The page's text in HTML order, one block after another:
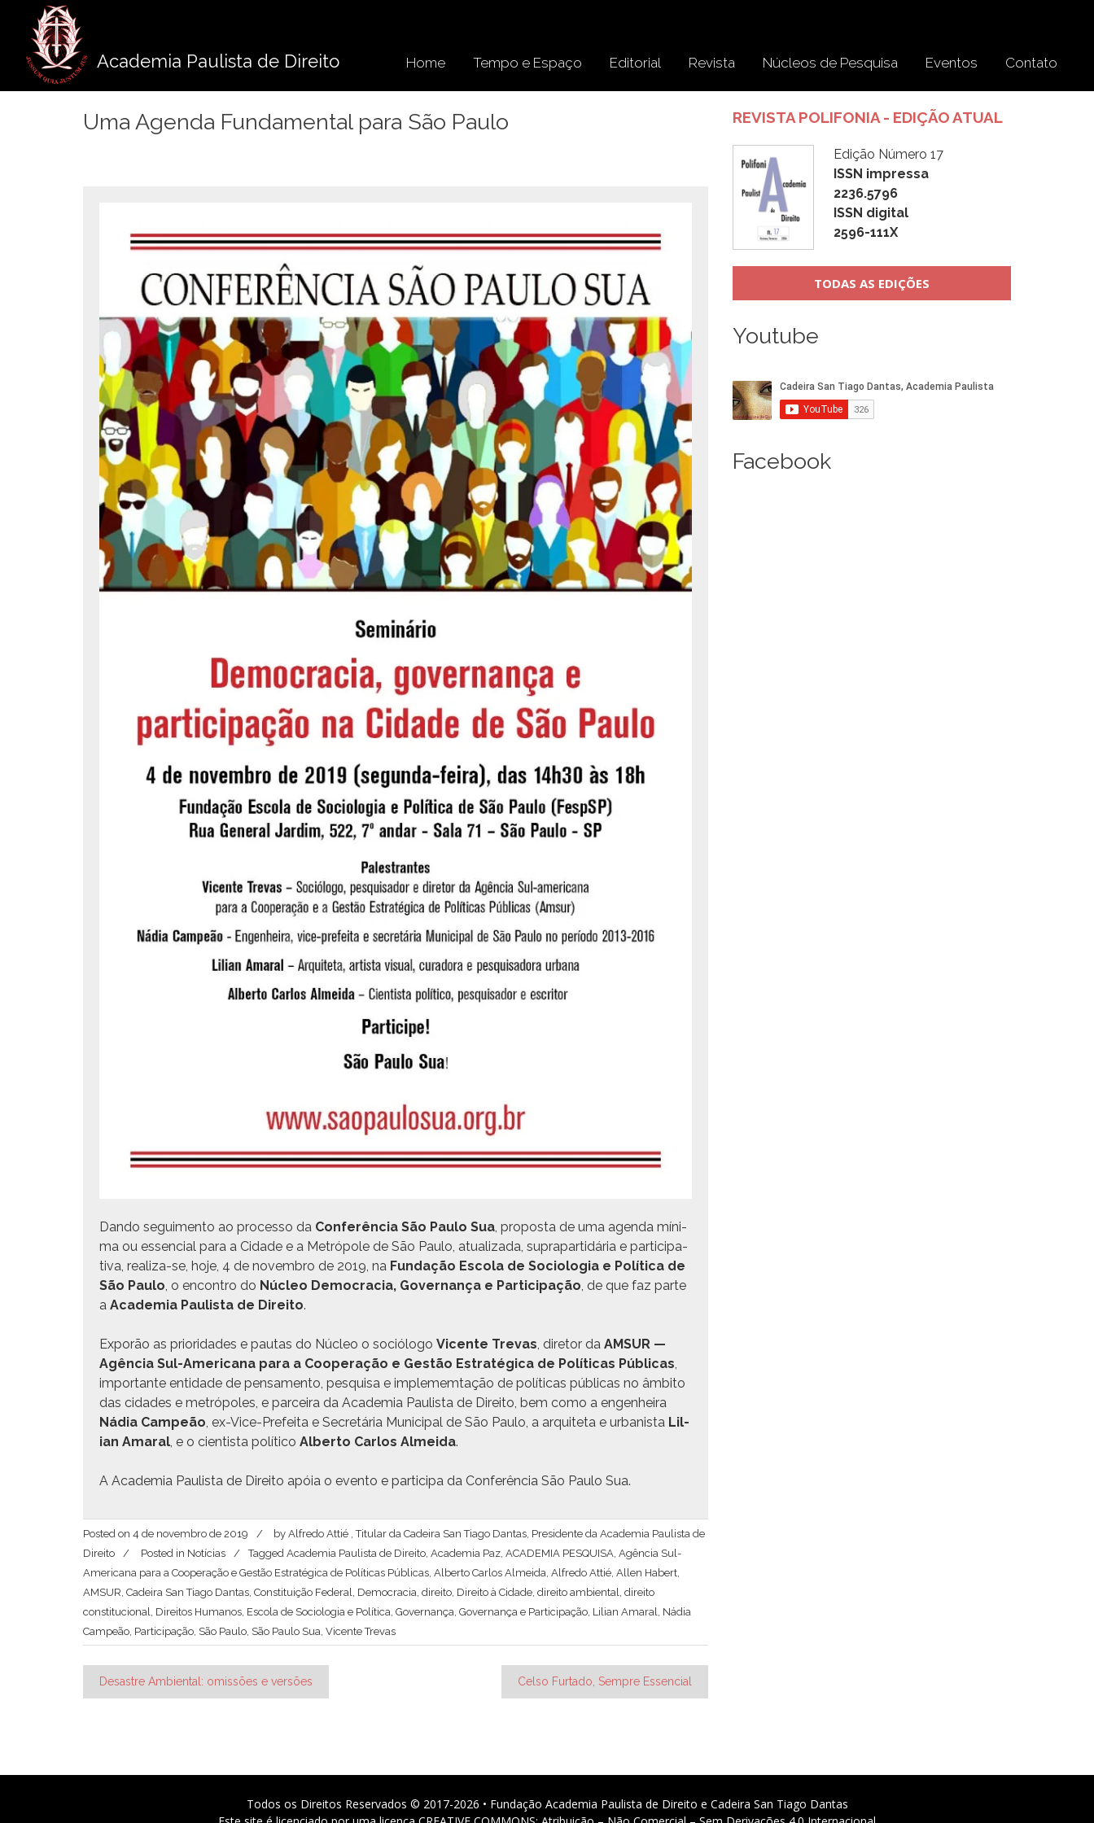
conteúdo
Academia Paulista de Direito Home Tempo e Espaço Editorial Revista Núcleos de Pesquisa Eventos Contato
Uma Agenda Fundamental para São Paulo
Dan­do segui­men­to ao proces­so da Con­fer­ên­cia São Paulo Sua, pro­pos­ta de uma agen­da mín­i­
ma ou essen­cial para a Cidade e a Metró­pole de São Paulo, atu­al­iza­da, supra­partidária e par­tic­i­pa­
ti­va, real­iza-se, hoje, 4 de novem­bro de 2019, na Fun­dação Esco­la de Soci­olo­gia e Políti­ca de
São Paulo, o encon­tro do Núcleo Democ­ra­cia, Gov­er­nança e Par­tic­i­pação, de que faz parte
a Acad­e­mia Paulista de Dire­ito.
Exporão as pri­or­i­dades e pau­tas do Núcleo o sociól­o­go Vicente Trevas, dire­tor da AMSUR —
Agên­cia Sul-Amer­i­cana para a Coop­er­ação e Gestão Estratég­i­ca de Políti­cas Públi­cas,
impor­tante enti­dade de pen­sa­men­to, pesquisa e imple­mem­tação de políti­cas públi­cas no âmbito
das cidades e metrópoles, e par­ceira da Acad­e­mia Paulista de Dire­ito, bem como a engen­heira
Nádia Campeão, ex-Vice-Prefei­ta e Secretária Munic­i­pal de São Paulo, a arquite­ta e urban­ista Lil­
ian Ama­r­al, e o cien­tista políti­co Alber­to Car­los Almei­da.
A Acad­e­mia Paulista de Dire­ito apóia o even­to e par­tic­i­pa da Con­fer­ên­cia São Paulo Sua.
Posted on 4 de novembro de 2019 by Alfredo Attié , Titular da Cadeira San Tiago Dantas, Presidente da Academia Paulista de
Direito
Posted in Notícias Tagged Academia Paulista de Direito, Academia Paz, ACADEMIA PESQUISA, Agência Sul-
Americana para a Cooperação e Gestão Estratégica de Políticas Públicas, Alberto Carlos Almeida, Alfredo Attié, Allen Habert,
AMSUR, Cadeira San Tiago Dantas, Constituição Federal, Democracia, direito, Direito à Cidade, direito ambiental, direito
constitucional, Direitos Humanos, Escola de Sociologia e Política, Governança, Governança e Participação, Lilian Amaral, Nádia
Campeão, Participação, São Paulo, São Paulo Sua, Vicente Trevas
Navegação
Desastre Ambiental: omissões e versões Celso Furtado, Sempre Essencial
REVISTA POLIFONIA - EDIÇÃO ATUAL
Edição Número 17
ISSN impressa
2236.5796
ISSN digital
2596-111X
TODAS AS EDIÇÕES
Youtube
Facebook
Todos os Direitos Reservados © 2017-2026 • Fundação Academia Paulista de Direito e Cadeira San Tiago Dantas